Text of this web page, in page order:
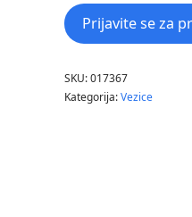
Prijavite se za
SKU:017367
Kategorija:Vezice